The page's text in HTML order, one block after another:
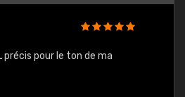
précis pour le ton de ma